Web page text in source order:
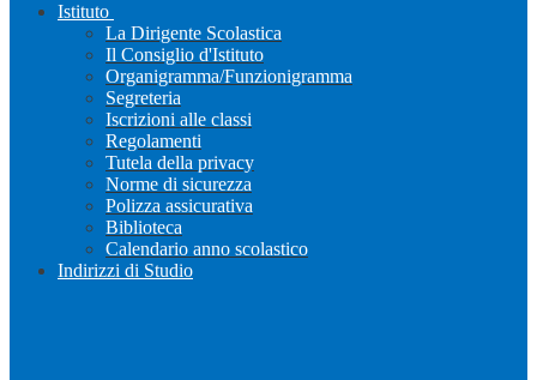
Istituto
La Dirigente Scolastica
Il Consiglio d'Istituto
Organigramma/Funzionigramma
Segreteria
Iscrizioni alle classi
Regolamenti
Tutela della privacy
Norme di sicurezza
Polizza assicurativa
Biblioteca
Calendario anno scolastico
Indirizzi di Studio